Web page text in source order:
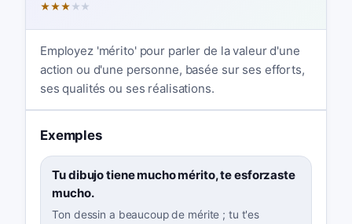
★★★ ★ ★
Employez 'mérito' pour parler de la valeur d'une
action ou d'une personne, basée sur ses efforts,
ses qualités ou ses réalisations.
Exemples
Tu dibujo tiene mucho mérito, te esforzaste
mucho.
Ton dessin a beaucoup de mérite ; tu t'es